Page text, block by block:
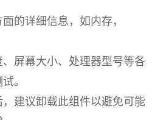
的详细信息，如内存，
屏幕大小、处理器型号等各
。
建议卸载此组件以避免可能